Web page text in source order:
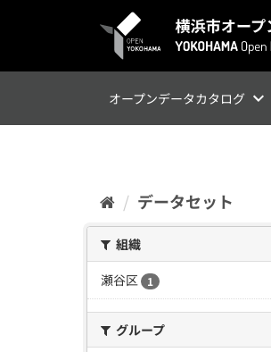
オープンデータカタログ
データセット
組織
瀬谷区
1
グループ